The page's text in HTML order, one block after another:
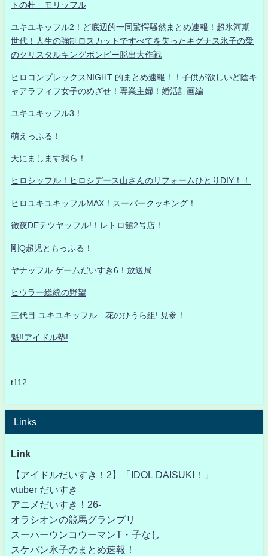
トの杜 モリッフル
ユキユキッフル2！ど底辺的一同驚愕騒然まとめ速報！超氷河期
世代！人生の強制ロスカットですべてを失ったキグナス氷子の愛
のクリスタルキングボンビー脱出大作戦
ヒロコンプレックスNIGHT 的まとめ速報！！子供が欲しいど陰キ
ャアラフィフ女子のめざせ！専業主婦！婚活計画編
ユキユキッフル3！
萌えっふる！
天にまします我ら！
ヒロシッフル！ヒロシデース山さんのリフォームひとりDIY！！
ヒロユキユキッフルMAX！スーパークッキング！
徹夜DEテツヤッフル!！レトロ館2号店！
剛Q超児ともっふる！
ヤナッフル ゲームだいすき6！放送局
ヒウラー総統の野望
三代目 ユキユキッフル 花のひうら組! 見参！
魁!!アイドル塾!
t112
Links
Link
【アイドルだいすき！2】「IDOL DAISUKI！」
vtuber だいすき
アニメだいすき！26-
オラシオンの競馬グランプリ
スーパーウンコウーマンT・子なし
スケバン氷子のまとめ速報！